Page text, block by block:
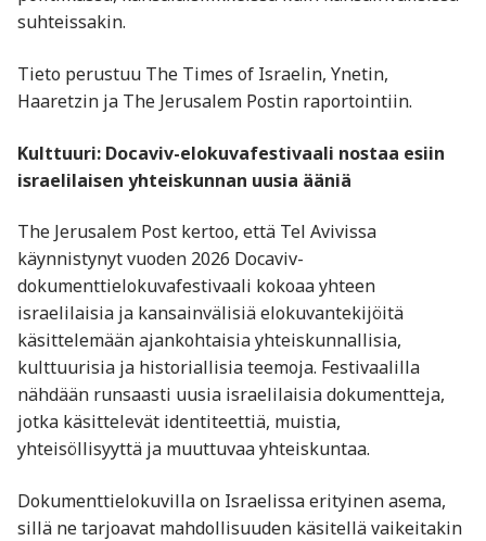
suhteissakin.
Tieto perustuu The Times of Israelin, Ynetin,
Haaretzin ja The Jerusalem Postin raportointiin.
Kulttuuri: Docaviv-elokuvafestivaali nostaa esiin
israelilaisen yhteiskunnan uusia ääniä
The Jerusalem Post kertoo, että Tel Avivissa
käynnistynyt vuoden 2026 Docaviv-
dokumenttielokuvafestivaali kokoaa yhteen
israelilaisia ja kansainvälisiä elokuvantekijöitä
käsittelemään ajankohtaisia yhteiskunnallisia,
kulttuurisia ja historiallisia teemoja. Festivaalilla
nähdään runsaasti uusia israelilaisia dokumentteja,
jotka käsittelevät identiteettiä, muistia,
yhteisöllisyyttä ja muuttuvaa yhteiskuntaa.
Dokumenttielokuvilla on Israelissa erityinen asema,
sillä ne tarjoavat mahdollisuuden käsitellä vaikeitakin